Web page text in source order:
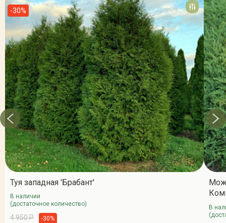
-30%
Туя западная 'Брабант'
В наличии
(достаточное количество)
4 950 Р -30%
В